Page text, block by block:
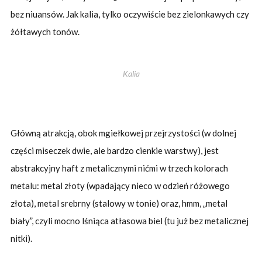
bez niuansów. Jak kalia, tylko oczywiście bez zielonkawych czy
żółtawych tonów.
Kalia
Główną atrakcją, obok mgiełkowej przejrzystości (w dolnej
części miseczek dwie, ale bardzo cienkie warstwy), jest
abstrakcyjny haft z metalicznymi nićmi w trzech kolorach
metalu: metal złoty (wpadający nieco w odzień różowego
złota), metal srebrny (stalowy w tonie) oraz, hmm, „metal
biały”, czyli mocno lśniąca atłasowa biel (tu już bez metalicznej
nitki).